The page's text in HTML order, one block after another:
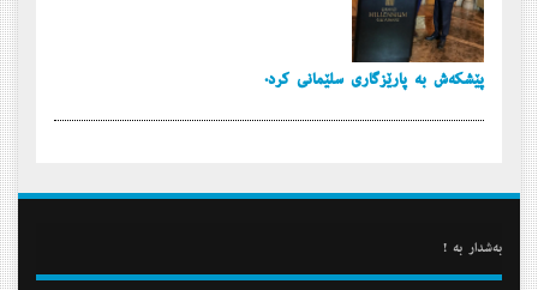
پێشکەش بە پارێزگاری سلێمانی کرد.
به‌شدار به‌ !